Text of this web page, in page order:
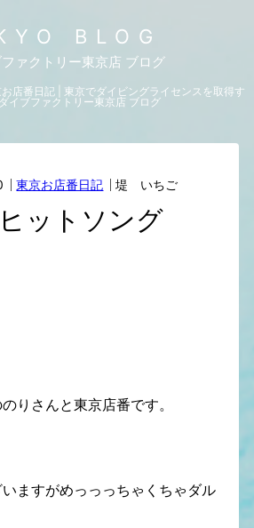
BLOG
ァクトリー東京店 ブログ
店番日記 | 東京でダイビングライセンスを取得す
イブファクトリー東京店 ブログ
東京お店番日記 堤 いちご
ットソング
りさんと東京店番です。
ますがめっっっちゃくちゃダル